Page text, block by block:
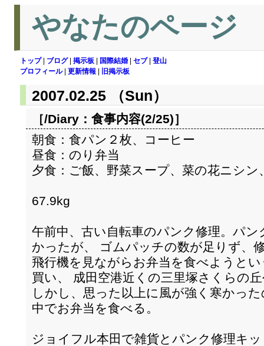
やなたのページ
トップ| ブログ| 掲示板 国際結婚 セブ| 登山
プロフィール| 更新情報 旧掲示板
2007.02.25 （Sun）
［/Diary： 食事内容(2/25)］
朝食：食パン２枚、コーヒー
昼食：のり弁当
夕食：ご飯、野菜スープ、菜の花ニシン
67.9kg
午前中、古い自転車のパンク修理。パ
かったが、 ゴムパッチの数が足りず、
飛行機を見ながらお弁当を食べようと
買い、 成田空港近くの三里塚さくらの
しかし、思った以上に風が強く寒かっ
中でお弁当を食べる。
ジョイフル本田で雑貨とパンク修理キ